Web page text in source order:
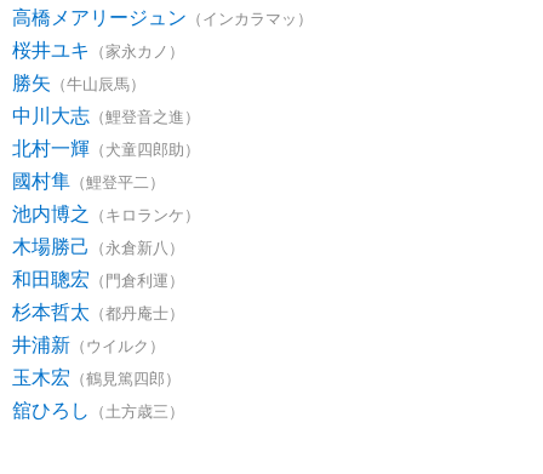
高橋メアリージュン （インカラマッ）
桜井ユキ （家永カノ）
勝矢 （牛山辰馬）
中川大志 （鯉登音之進）
北村一輝 （犬童四郎助）
國村隼 （鯉登平二）
池内博之 （キロランケ）
木場勝己 （永倉新八）
和田聰宏 （門倉利運）
杉本哲太 （都丹庵士）
井浦新 （ウイルク）
玉木宏 （鶴見篤四郎）
舘ひろし （土方歳三）